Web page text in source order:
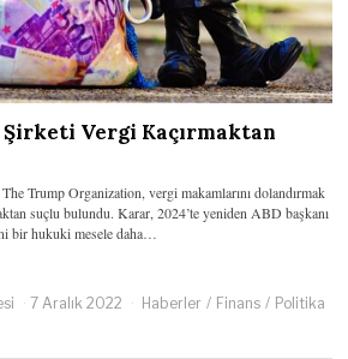
Şirketi Vergi Kaçırmaktan
Trump Organization, vergi makamlarını dolandırmak
suçlu bulundu. Karar, 2024’te yeniden ABD başkanı
bir hukuki mesele daha…
7 Aralık 2022 Haberler / Finans / Politika